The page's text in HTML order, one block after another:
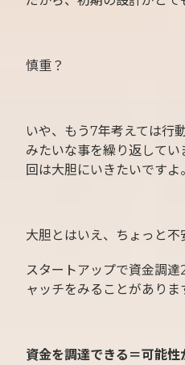
慎重？
いや、もう7年考えては行
みたいな事を繰り返して
回は大胆にいきたいですよ。
大胆とはいえ、ちょっと不
スタートアップで資金調
ャッチをみることがあり
資金を調達できる＝可能性